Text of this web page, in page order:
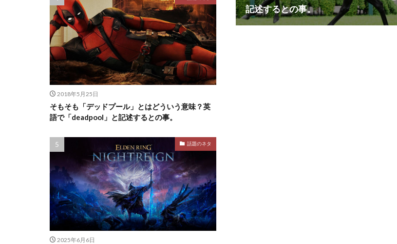
記述するとの事。
2018年5月25日
そもそも「デッドプール」とはどういう意味？英
語で「deadpool」と記述するとの事。
話題のネタ
2025年6月6日